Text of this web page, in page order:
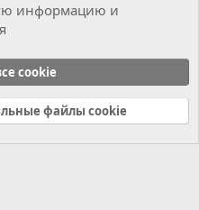
Справка Главная
R
информацию и
cookie
файлы cookie